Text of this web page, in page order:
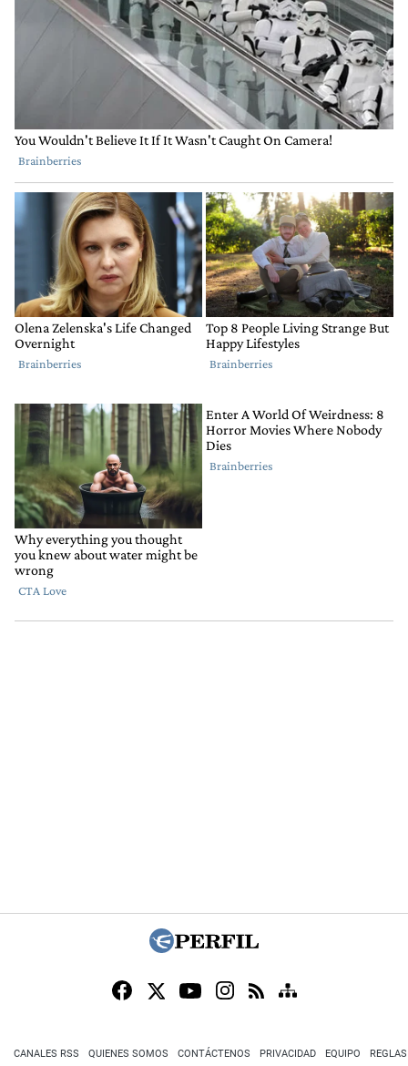
CANALES RSS QUIENES SOMOS CONTÁCTENOS PRIVACIDAD EQUIPO